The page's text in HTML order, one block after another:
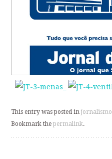
This entry was posted injornalismo
Bookmark thepermalink.